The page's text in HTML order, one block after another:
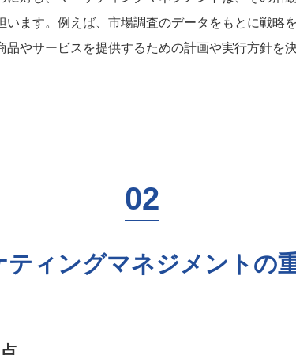
います。例えば、市場調査のデータをもとに戦略
品やサービスを提供するための計画や実行方針を
ティングマネジメントの